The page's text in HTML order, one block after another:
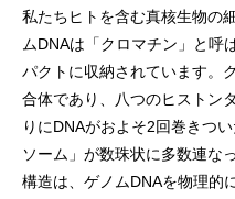
私たちヒトを含む真核生物の
ムDNAは「クロマチン」と呼
パクトに収納されています。
合体であり、八つのヒストン
りにDNAがおよそ2回巻きつ
ソーム」が数珠状に多数連な
構造は、ゲノムDNAを物理的